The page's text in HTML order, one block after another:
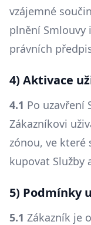
vzájemné
plnění Smlouvy
právních
4) Aktivace
4.1 Po uzavření
Zákazníkovi
zónou, ve které
kupovat Služby
5) Podmínky
5.1 Zákazník je